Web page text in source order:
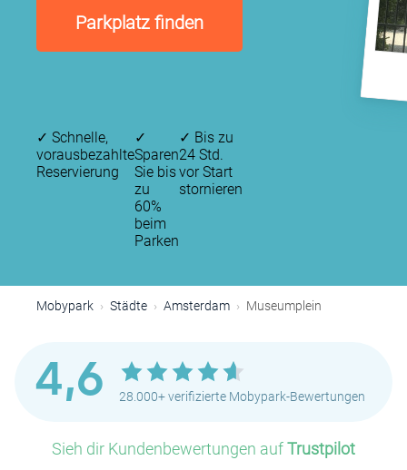
Parkplatz finden
✓ Schnelle,
vorausbezahlte
Reservierung
✓
Sparen
Sie bis
zu
60%
beim
Parken
✓ Bis zu
24 Std.
vor Start
stornieren
Mobypark Städte Amsterdam Museumplein
4,6 28.000+ verifizierte Mobypark-Bewertungen
Sieh dir Kundenbewertungen aufTrustpilot
P